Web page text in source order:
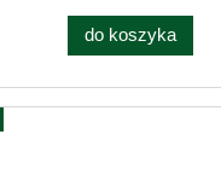
do koszyka